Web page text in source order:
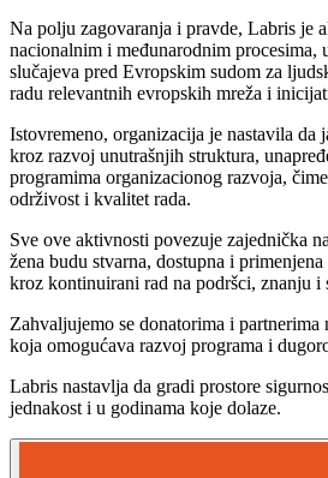
Na polju zagovaranja i pravde, Labris je
nacionalnim i međunarodnim
slučajeva pred Evropskim sudom za
radu relevantnih evropskih mreža i
Istovremeno, organizacija je nastavila da
kroz razvoj unutrašnjih struktura,
programima organizacionog razvoja,
održivost i kvalitet rada.
Sve ove aktivnosti povezuje zajednička
žena budu stvarna, dostupna i
kroz kontinuirani rad na podršci, znanju i
Zahvaljujemo se donatorima i
koja omogućava razvoj programa i
Labris nastavlja da gradi prostore
jednakost i u godinama koje dolaze.